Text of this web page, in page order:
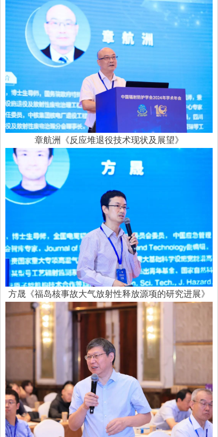
章航洲《反应堆退役技术现状及展望》
方晟《福岛核事故大气放射性释放源项的研究进展》